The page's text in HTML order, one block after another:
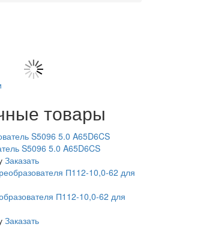
товары
S5096 5.0 A65D6CS
Заказать
П112-10,0-62 для
Заказать